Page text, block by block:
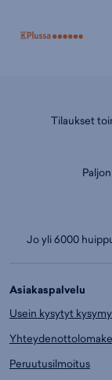
Tilaukset
Jo yli 6000
Asiakaspalvelu
Usein kysytyt
Yhteydenottolomake
Peruutusilmoitus